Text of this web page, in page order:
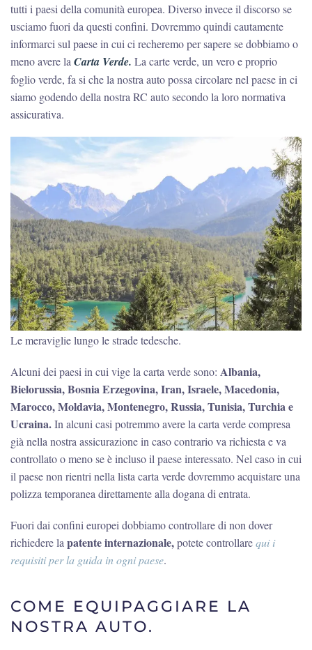
tutti i paesi della comunità europea. Diverso invece il discorso se
usciamo fuori da questi confini. Dovremmo quindi cautamente
informarci sul paese in cui ci recheremo per sapere se dobbiamo o
meno avere la Carta Verde. La carte verde, un vero e proprio
foglio verde, fa si che la nostra auto possa circolare nel paese in ci
siamo godendo della nostra RC auto secondo la loro normativa
assicurativa.
Le meraviglie lungo le strade tedesche.
Alcuni dei paesi in cui vige la carta verde sono: Albania,
Bielorussia, Bosnia Erzegovina, Iran, Israele, Macedonia,
Marocco, Moldavia, Montenegro, Russia, Tunisia, Turchia e
Ucraina.In alcuni casi potremmo avere la carta verde compresa
già nella nostra assicurazione in caso contrario va richiesta e va
controllato o meno se è incluso il paese interessato. Nel caso in cui
il paese non rientri nella lista carta verde dovremmo acquistare una
polizza temporanea direttamente alla dogana di entrata.
Fuori dai confini europei dobbiamo controllare di non dover
richiedere la patente internazionale,potete controllarequi i
requisiti per la guida in ogni paese.
COME EQUIPAGGIARE LA
NOSTRA AUTO.